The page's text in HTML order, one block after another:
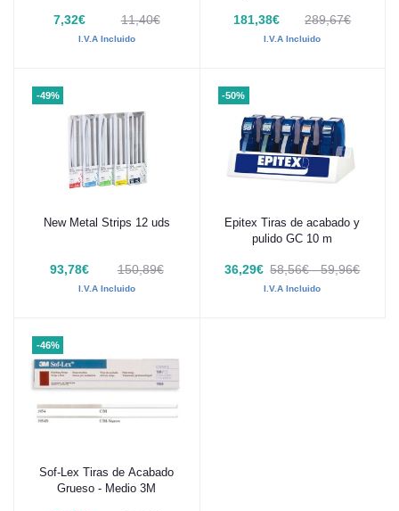
7,32€ 11,40€
I.V.A Incluido
181,38€ 289,67€
I.V.A Incluido
-49%
Añadir al carrito
New Metal Strips 12 uds
93,78€ 150,89€
I.V.A Incluido
-50%
Añadir al carrito
Epitex Tiras de acabado y
pulido GC 10 m
36,29€ 58,56€ - 59,96€
I.V.A Incluido
-46%
Añadir al carrito
Sof-Lex Tiras de Acabado
Grueso - Medio 3M